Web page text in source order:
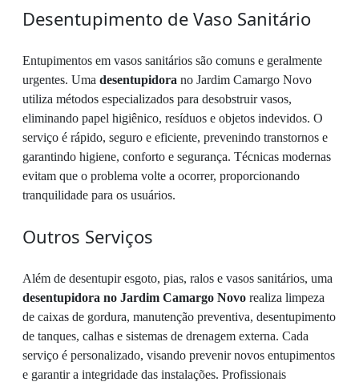
Desentupimento de Vaso Sanitário
Entupimentos em vasos sanitários são comuns e geralmente
urgentes. Uma desentupidora no Jardim Camargo Novo
utiliza métodos especializados para desobstruir vasos,
eliminando papel higiênico, resíduos e objetos indevidos. O
serviço é rápido, seguro e eficiente, prevenindo transtornos e
garantindo higiene, conforto e segurança. Técnicas modernas
evitam que o problema volte a ocorrer, proporcionando
tranquilidade para os usuários.
Outros Serviços
Além de desentupir esgoto, pias, ralos e vasos sanitários, uma
desentupidora no Jardim Camargo Novo realiza limpeza
de caixas de gordura, manutenção preventiva, desentupimento
de tanques, calhas e sistemas de drenagem externa. Cada
serviço é personalizado, visando prevenir novos entupimentos
e garantir a integridade das instalações. Profissionais